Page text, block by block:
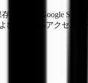
ます。Google
チャネルアクセス